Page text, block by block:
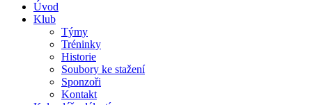
Úvod
Klub
Týmy
Tréninky
Historie
Soubory ke stažení
Sponzoři
Kontakt